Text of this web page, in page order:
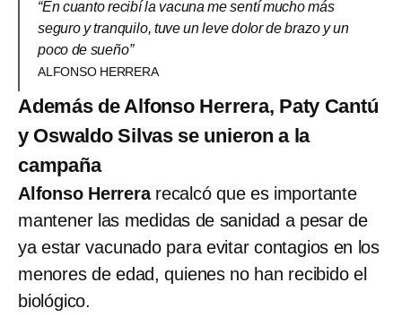
“En cuanto recibí la vacuna me sentí mucho más
seguro y tranquilo, tuve un leve dolor de brazo y un
poco de sueño”
ALFONSO HERRERA
Además de Alfonso Herrera, Paty Cantú
y Oswaldo Silvas se unieron a la
campaña
Alfonso Herrerarecalcó que es importante
mantener las medidas de sanidad a pesar de
ya estar vacunado para evitar contagios en los
menores de edad, quienes no han recibido el
biológico.